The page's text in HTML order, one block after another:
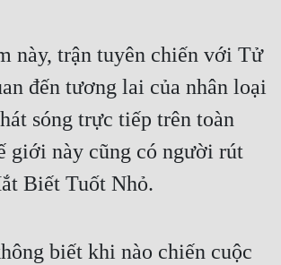
này, trận tuyên chiến với Tử
đến tương lai của nhân loại
sóng trực tiếp trên toàn
giới này cũng có người rút
Biết Tuốt Nhỏ.
biết khi nào chiến cuộc